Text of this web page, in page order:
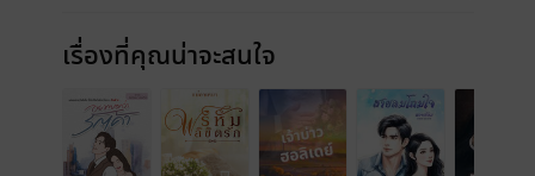
เรื่องที่คุณน่าจะสนใจ